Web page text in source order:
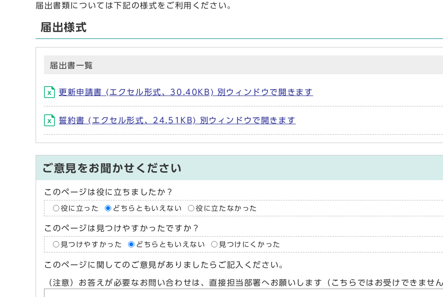
届出書類については下記の様式をご利用ください。
届出様式
届出書一覧
更新申請書 (エクセル形式、30.40KB) 別ウィンドウで開きます
誓約書 (エクセル形式、24.51KB) 別ウィンドウで開きます
ご意見をお聞かせください
このページは役に立ちましたか？
役に立った どちらともいえない 役に立たなかった
このページは見つけやすかったですか？
見つけやすかった どちらともいえない 見つけにくかった
このページに関してのご意見がありましたらご記入ください。
（注意）お答えが必要なお問い合わせは、直接担当部署へお願いします（こちらではお受けできませ